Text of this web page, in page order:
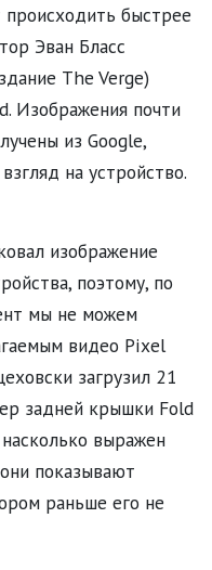
быстрее
Эван Бласс
The Verge)
Изображения почти
из Google,
на устройство.
изображение
поэтому, по
мы не можем
видео Pixel
загрузил 21
задней крышки Fold
выражен
показывают
раньше его не